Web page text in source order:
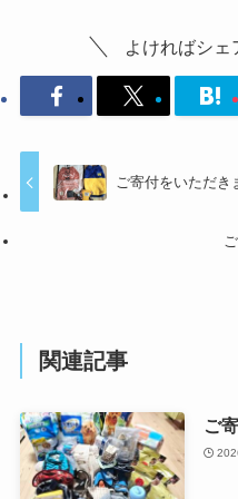
よければシェ
ご寄付をいただき
関連記事
ご